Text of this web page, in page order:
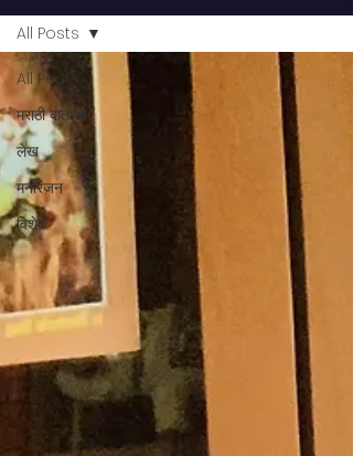
All Posts
मराठी बातम्या
लेख
मनोरंजन
विशेष
All Posts